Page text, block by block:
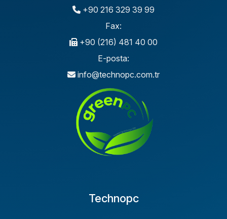
+90 216 329 39 99
Fax:
+90 (216) 481 40 00
E-posta:
info@technopc.com.tr
Technopc